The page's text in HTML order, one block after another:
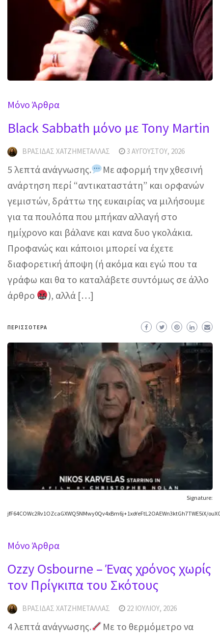
Mόνο Άρθρα
Black Sabbath μόνο με Tony Martin
ΒΡΑΣΊΔΑΣ ΧΑΤΖΗΜΕΤΑΛΛΆΣ 3 ΑΥΓΟΎΣΤΟΥ, 2026
5 λεπτά ανάγνωσης.
Με αφορμή την χθεσινή
ανάρτηση περί “αντικαταστάτη” και ορφανών
γεμιστών, δράττω της ευκαιρίας να μιλήσουμε
για τα πουλόπα που μπήκαν αλλαγή στο
ημίχρονο και βάλανε και κανα δυο γκολάκια.
Προφανώς και κάποιοι μπορεί να έχετε
διαφορετική άποψη (ή ακόμα και εγώ που τα
γράφω και θα το καταλάβετε συντόμως σε άλλο
άρθρο
), αλλά […]
ΠΕΡΙΣΣΌΤΕΡΑ
Signature:
jfF64COWc2Rv1OZcaGXWQ5NMwy0Qv4xBm6j+1xoYeFtL2OAEWn3ktGh7TWE5iX/
Mόνο Άρθρα
Ozzy Osbourne – Ένας χρόνος χωρίς
τον Πρίγκιπα του Σκότους
ΒΡΑΣΊΔΑΣ ΧΑΤΖΗΜΕΤΑΛΛΆΣ 22 ΙΟΥΛΊΟΥ, 2026
4 λεπτά ανάγνωσης.
Με το θερμόμετρο να